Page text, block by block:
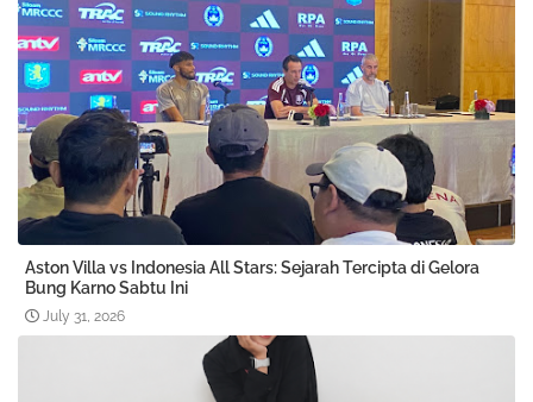
Aston Villa vs Indonesia All Stars: Sejarah Tercipta di Gelora
Bung Karno Sabtu Ini
July 31, 2026